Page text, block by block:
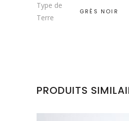
Type de
Terre
GRÈS NOIR
PRODUITS